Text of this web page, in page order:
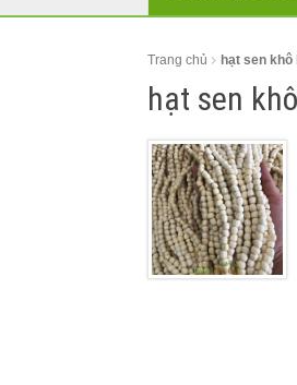
Trang chủ hạt sen khô
hạt sen